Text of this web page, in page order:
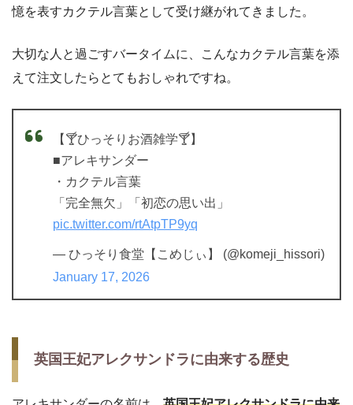
憶を表すカクテル言葉として受け継がれてきました。
大切な人と過ごすバータイムに、こんなカクテル言葉を添
えて注文したらとてもおしゃれですね。
【🍸ひっそりお酒雑学🍸】
■アレキサンダー
・カクテル言葉
「完全無欠」「初恋の思い出」
pic.twitter.com/rtAtpTP9yq
— ひっそり食堂【こめじぃ】 (@komeji_hissori)
January 17, 2026
英国王妃アレクサンドラに由来する歴史